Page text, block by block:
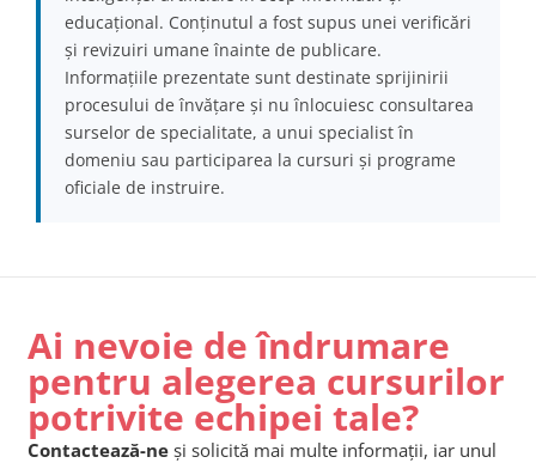
educațional. Conținutul a fost supus unei verificări
și revizuiri umane înainte de publicare.
Informațiile prezentate sunt destinate sprijinirii
procesului de învățare și nu înlocuiesc consultarea
surselor de specialitate, a unui specialist în
domeniu sau participarea la cursuri și programe
oficiale de instruire.
Ai nevoie de îndrumare
pentru alegerea cursurilor
potrivite echipei tale?
Contactează-ne și solicită mai multe informații, iar unul